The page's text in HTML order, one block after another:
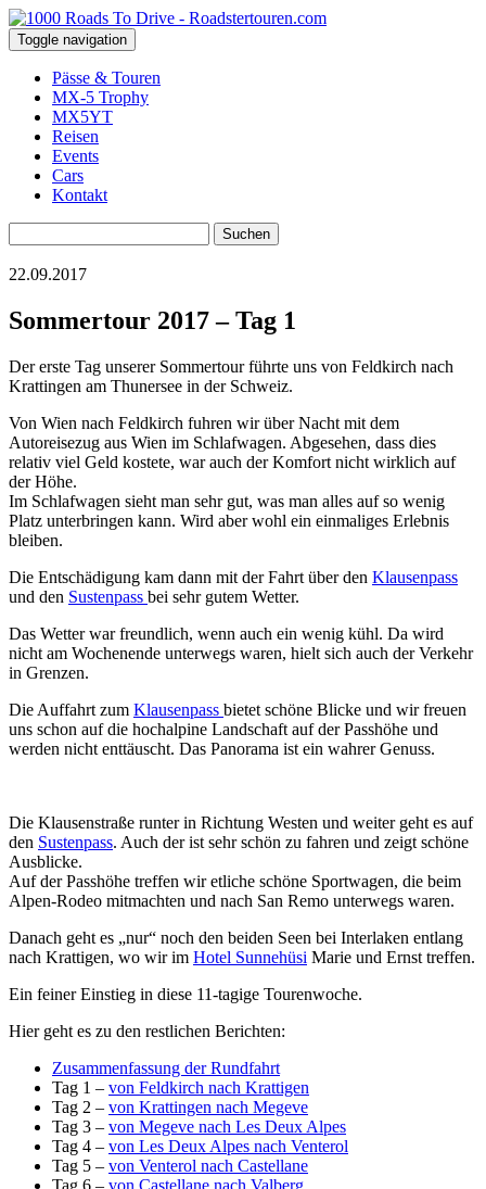
Toggle navigation
Pässe & Touren
MX-5 Trophy
MX5YT
Reisen
Events
Cars
Kontakt
nach:
22.09.2017
Sommertour 2017 – Tag 1
Der erste Tag unserer Sommertour führte uns von Feldkirch nach
Krattingen am Thunersee in der Schweiz.
Von Wien nach Feldkirch fuhren wir über Nacht mit dem
Autoreisezug aus Wien im Schlafwagen. Abgesehen, dass dies
relativ viel Geld kostete, war auch der Komfort nicht wirklich auf
der Höhe.
Im Schlafwagen sieht man sehr gut, was man alles auf so wenig
Platz unterbringen kann. Wird aber wohl ein einmaliges Erlebnis
bleiben.
Die Entschädigung kam dann mit der Fahrt über den Klausenpass
und den Sustenpass bei sehr gutem Wetter.
Das Wetter war freundlich, wenn auch ein wenig kühl. Da wird
nicht am Wochenende unterwegs waren, hielt sich auch der Verkehr
in Grenzen.
Die Auffahrt zum Klausenpass bietet schöne Blicke und wir freuen
uns schon auf die hochalpine Landschaft auf der Passhöhe und
werden nicht enttäuscht. Das Panorama ist ein wahrer Genuss.
Die Klausenstraße runter in Richtung Westen und weiter geht es auf
den Sustenpass. Auch der ist sehr schön zu fahren und zeigt schöne
Ausblicke.
Auf der Passhöhe treffen wir etliche schöne Sportwagen, die beim
Alpen-Rodeo mitmachten und nach San Remo unterwegs waren.
Danach geht es „nur“ noch den beiden Seen bei Interlaken entlang
nach Krattigen, wo wir im Hotel Sunnehüsi Marie und Ernst treffen.
Ein feiner Einstieg in diese 11-tagige Tourenwoche.
Hier geht es zu den restlichen Berichten:
Zusammenfassung der Rundfahrt
Tag 1 – von Feldkirch nach Krattigen
Tag 2 – von Krattingen nach Megeve
Tag 3 – von Megeve nach Les Deux Alpes
Tag 4 – von Les Deux Alpes nach Venterol
Tag 5 – von Venterol nach Castellane
Tag 6 – von Castellane nach Valberg